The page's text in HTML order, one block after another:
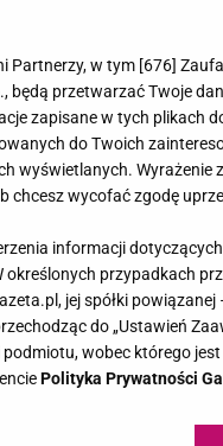
Partnerzy, w tym [676]
będą przetwarzać Twoje
zapisane w tych plikach
do Twoich
wyświetlanych. Wyrażenie
chcesz wycofać zgodę
informacji
określonych przypadkach
jej spółki powiązanej
do „Ustawień
wobec którego
Polityka Prywatności